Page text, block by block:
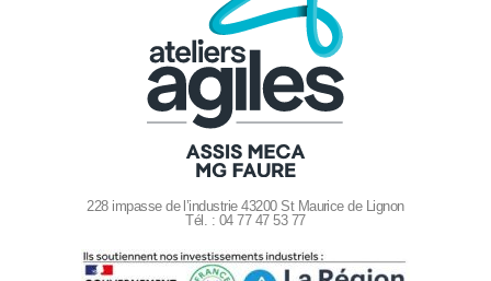
228 impasse de l’industrie 43200 St Maurice de Lignon
Tél. : 04 77 47 53 77